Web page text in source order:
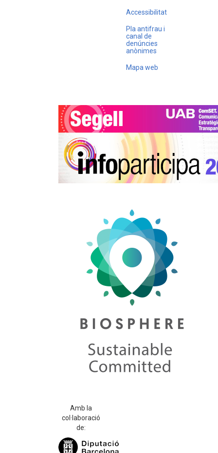
Accessibilitat
Pla antifrau i
canal de
denúncies
anònimes
Mapa web
Amb la
col·laboració
de: